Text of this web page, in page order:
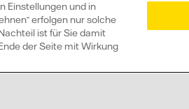
Einstellungen und in
erfolgen nur solche
ist für Sie damit
der Seite mit Wirkung